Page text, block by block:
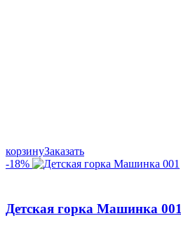
корзинуЗаказать
-18%
Детская горка Машинка 001